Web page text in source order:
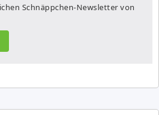
Schnäppchen-Newsletter von